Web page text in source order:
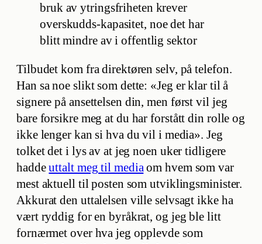
bruk av ytringsfriheten krever
overskudds-kapasitet, noe det har
blitt mindre av i offentlig sektor
Tilbudet kom fra direktøren selv, på telefon.
Han sa noe slikt som dette: «Jeg er klar til å
signere på ansettelsen din, men først vil jeg
bare forsikre meg at du har forstått din rolle og
ikke lenger kan si hva du vil i media». Jeg
tolket det i lys av at jeg noen uker tidligere
haddeuttalt meg til media om hvem som var
mest aktuell til posten som utviklingsminister.
Akkurat den uttalelsen ville selvsagt ikke ha
vært ryddig for en byråkrat, og jeg ble litt
fornærmet over hva jeg opplevde som